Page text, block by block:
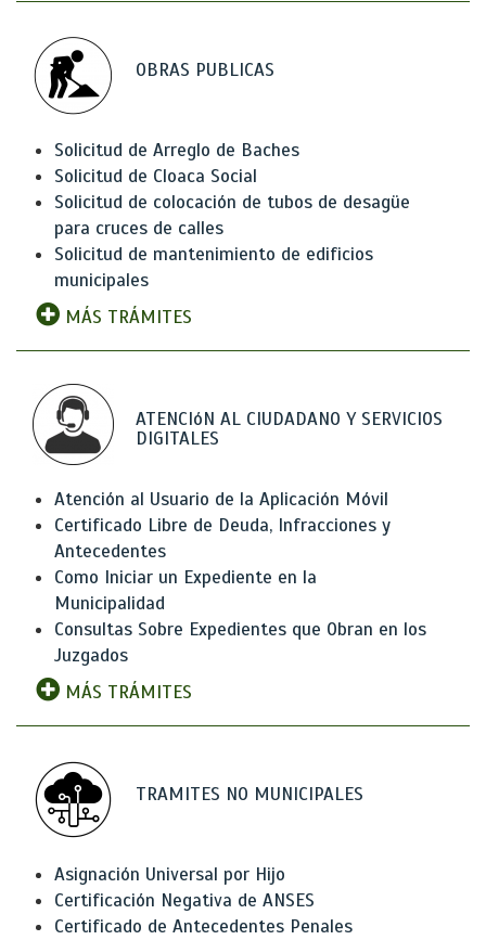
OBRAS PUBLICAS
Solicitud de Arreglo de Baches
Solicitud de Cloaca Social
Solicitud de colocación de tubos de desagüe
para cruces de calles
Solicitud de mantenimiento de edificios
municipales
MÁS TRÁMITES
ATENCIóN AL CIUDADANO Y SERVICIOS
DIGITALES
Atención al Usuario de la Aplicación Móvil
Certificado Libre de Deuda, Infracciones y
Antecedentes
Como Iniciar un Expediente en la
Municipalidad
Consultas Sobre Expedientes que Obran en los
Juzgados
MÁS TRÁMITES
TRAMITES NO MUNICIPALES
Asignación Universal por Hijo
Certificación Negativa de ANSES
Certificado de Antecedentes Penales